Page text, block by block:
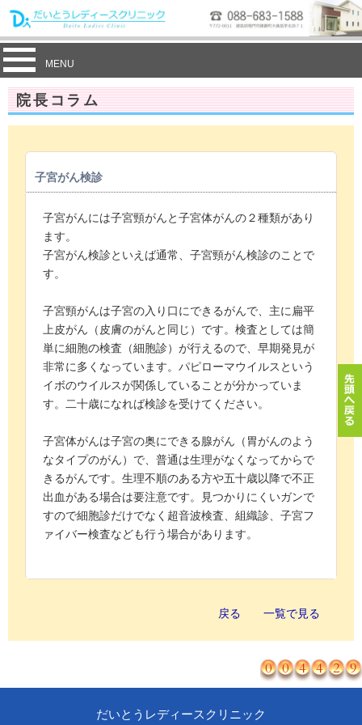
MENU
院長コラム
子宮がん検診
子宮がんには子宮頸がんと子宮体がんの２種類があり
ます。
子宮がん検診といえば通常、子宮頸がん検診のことで
す。
子宮頸がんは子宮の入り口にできるがんで、主に扁平
上皮がん（皮膚のがんと同じ）です。検査としては簡
単に細胞の検査（細胞診）が行えるので、早期発見が
非常に多くなっています。パピローマウイルスという
イボのウイルスが関係していることが分かっていま
す。二十歳になれば検診を受けてください。
子宮体がんは子宮の奥にできる腺がん（胃がんのよう
なタイプのがん）で、普通は生理がなくなってからで
きるがんです。生理不順のある方や五十歳以降で不正
出血がある場合は要注意です。見つかりにくいガンで
すので細胞診だけでなく超音波検査、組織診、子宮フ
ァイバー検査なども行う場合があります。
戻る 一覧で見る
だいとうレディースクリニック